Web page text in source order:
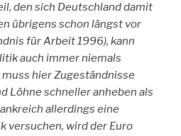
den sich Deutschland damit
übrigens schon längst vor
für Arbeit 1996), kann
auch immer niemals
hier Zugeständnisse
Löhne schneller anheben als
allerdings eine
versuchen, wird der Euro